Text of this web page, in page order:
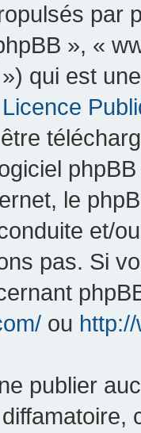
par
», «
qui est
Licence
le
et/
pas. Si
ou
publier